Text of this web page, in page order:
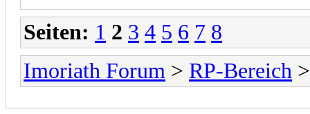
Seiten: 1 2 3 4 5 6 7 8
Imoriath Forum > RP-Bereich